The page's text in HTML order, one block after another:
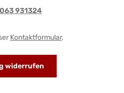
931324
Kontaktformular.
widerrufen